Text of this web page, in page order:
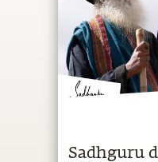
Sadhguru